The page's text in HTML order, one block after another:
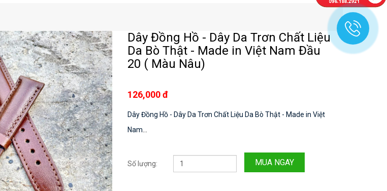
Dây Đồng Hồ - Dây Da Trơn Chất Liệu
Da Bò Thật - Made in Việt Nam Đầu
20 ( Màu Nâu)
126,000 đ
Dây Đồng Hồ - Dây Da Trơn Chất Liệu Da Bò Thật - Made in Việt
Nam
Số lượng: MUA NGAY